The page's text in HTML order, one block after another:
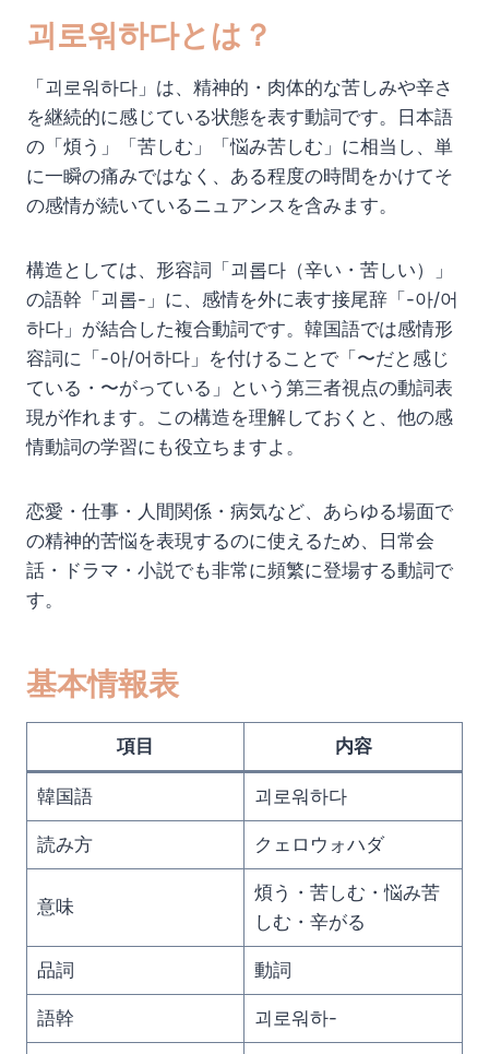
괴로워하다とは？
「괴로워하다」は、精神的・肉体的な苦しみや辛さ
を継続的に感じている状態を表す動詞です。日本語
の「煩う」「苦しむ」「悩み苦しむ」に相当し、単
に一瞬の痛みではなく、ある程度の時間をかけてそ
の感情が続いているニュアンスを含みます。
構造としては、形容詞「괴롭다（辛い・苦しい）」
の語幹「괴롭-」に、感情を外に表す接尾辞「-아/어
하다」が結合した複合動詞です。韓国語では感情形
容詞に「-아/어하다」を付けることで「〜だと感じ
ている・〜がっている」という第三者視点の動詞表
現が作れます。この構造を理解しておくと、他の感
情動詞の学習にも役立ちますよ。
恋愛・仕事・人間関係・病気など、あらゆる場面で
の精神的苦悩を表現するのに使えるため、日常会
話・ドラマ・小説でも非常に頻繁に登場する動詞で
す。
基本情報表
項目 内容
韓国語 괴로워하다
読み方 クェロウォハダ
意味
煩う・苦しむ・悩み苦
しむ・辛がる
品詞 動詞
語幹 괴로워하-